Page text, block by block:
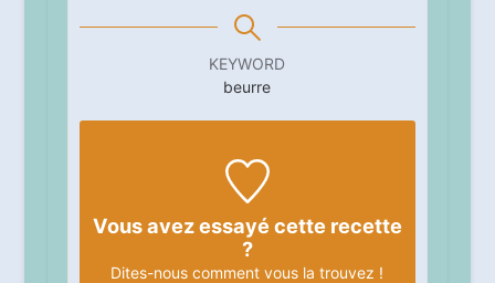
KEYWORD
beurre
Vous avez essayé cette recette
?
Dites-nous comment vous la trouvez !